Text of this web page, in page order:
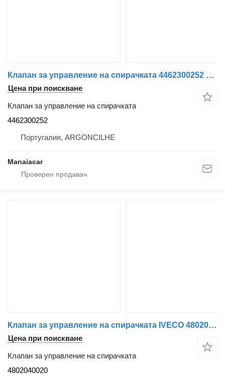
Клапан за управление на спирачката 4462300252 за влекач IVECO Stralis | 12
Цена при поискване
Клапан за управление на спирачката
4462300252
Португалия, ARGONCILHE
Manaiacar
Клапан за управление на спирачката IVECO 4802040020 за влекач IVECO Stralis | 12
Цена при поискване
Клапан за управление на спирачката
4802040020